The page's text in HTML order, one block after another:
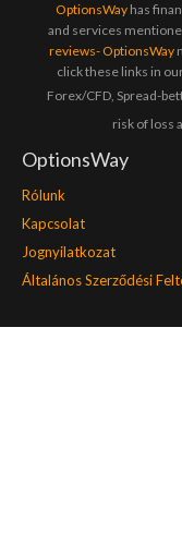
OptionsWayhas
and services
reviews- OptionsWay
click these links in
Forex/CFD, Spread-
risk of loss
OptionsWay
Rólunk
Kapcsolat
Jognyilatkozat
Általános Szerződési